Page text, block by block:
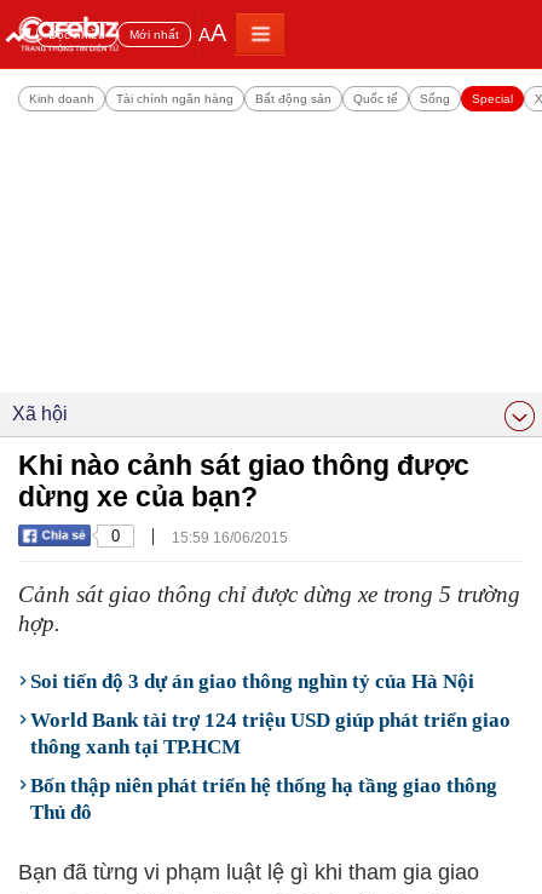
Đọc nhiều Mới nhất AA
Kinh doanh Tài chính ngân hàng Bất động sản Quốc tế Sống Special
Xã hội
Khi nào cảnh sát giao thông được
dừng xe của bạn?
0 | 15:59 16/06/2015
Cảnh sát giao thông chỉ được dừng xe trong 5 trường
hợp.
Soi tiến độ 3 dự án giao thông nghìn tỷ của Hà Nội
World Bank tài trợ 124 triệu USD giúp phát triển giao
thông xanh tại TP.HCM
Bốn thập niên phát triển hệ thống hạ tầng giao thông
Thủ đô
Bạn đã từng vi phạm luật lệ gì khi tham gia giao